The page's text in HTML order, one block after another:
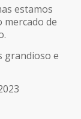
estamos
de
grandioso e